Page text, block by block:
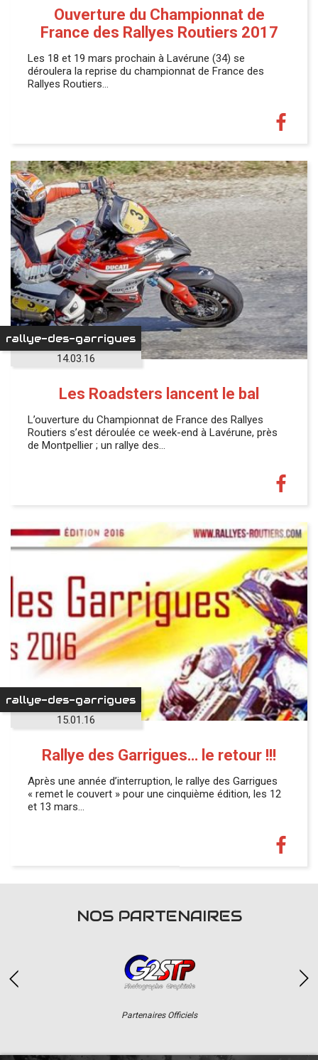
Ouverture du Championnat de
France des Rallyes Routiers 2017
Les 18 et 19 mars prochain à Lavérune (34) se
déroulera la reprise du championnat de France des
Rallyes Routiers…
rallye-des-garrigues
14.03.16
Les Roadsters lancent le bal
L’ouverture du Championnat de France des Rallyes
Routiers s’est déroulée ce week-end à Lavérune, près
de Montpellier ; un rallye des…
rallye-des-garrigues
15.01.16
Rallye des Garrigues… le retour !!!
Après une année d’interruption, le rallye des Garrigues
« remet le couvert » pour une cinquième édition, les 12
et 13 mars…
NOS PARTENAIRES